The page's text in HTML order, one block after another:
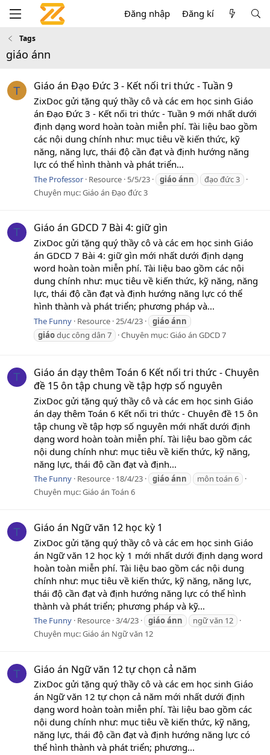
Đăng nhập Đăng kí
Tags
giáo ánn
T Giáo án Đạo Đức 3 - Kết nối tri thức - Tuần 9
ZixDoc gửi tặng quý thầy cô và các em học sinh Giáo
án Đạo Đức 3 - Kết nối tri thức - Tuần 9 mới nhất dưới
định dạng word hoàn toàn miễn phí. Tài liệu bao gồm
các nội dung chính như: mục tiêu về kiến thức, kỹ
năng, năng lực, thái độ cần đạt và định hướng năng
lực có thể hình thành và phát triển...
The Professor Resource 5/5/23 giáoánn
đạo đức 3
Chuyên mục:Giáo án Đạo đức 3
T Giáo án GDCD 7 Bài 4: giữ gìn
ZixDoc gửi tặng quý thầy cô và các em học sinh Giáo
án GDCD 7 Bài 4: giữ gìn mới nhất dưới định dạng
word hoàn toàn miễn phí. Tài liệu bao gồm các nội
dung chính như: mục tiêu về kiến thức, kỹ năng, năng
lực, thái độ cần đạt và định hướng năng lực có thể
hình thành và phát triển; phương pháp và...
The Funny Resource 25/4/23 giáoánn
giáodục công dân 7 Chuyên mục:Giáo án GDCD 7
T
Giáo án dạy thêm Toán 6 Kết nối tri thức - Chuyên
đề 15 ôn tập chung về tập hợp số nguyên
ZixDoc gửi tặng quý thầy cô và các em học sinh Giáo
án dạy thêm Toán 6 Kết nối tri thức - Chuyên đề 15 ôn
tập chung về tập hợp số nguyên mới nhất dưới định
dạng word hoàn toàn miễn phí. Tài liệu bao gồm các
nội dung chính như: mục tiêu về kiến thức, kỹ năng,
năng lực, thái độ cần đạt và định...
The Funny Resource 18/4/23 giáoánn
môn toán 6
Chuyên mục:Giáo án Toán 6
T Giáo án Ngữ văn 12 học kỳ 1
ZixDoc gửi tặng quý thầy cô và các em học sinh Giáo
án Ngữ văn 12 học kỳ 1 mới nhất dưới định dạng word
hoàn toàn miễn phí. Tài liệu bao gồm các nội dung
chính như: mục tiêu về kiến thức, kỹ năng, năng lực,
thái độ cần đạt và định hướng năng lực có thể hình
thành và phát triển; phương pháp và kỹ...
The Funny Resource 3/4/23 giáoánn
ngữ văn 12
Chuyên mục:Giáo án Ngữ văn 12
T Giáo án Ngữ văn 12 tự chọn cả năm
ZixDoc gửi tặng quý thầy cô và các em học sinh Giáo
án Ngữ văn 12 tự chọn cả năm mới nhất dưới định
dạng word hoàn toàn miễn phí. Tài liệu bao gồm các
nội dung chính như: mục tiêu về kiến thức, kỹ năng,
năng lực, thái độ cần đạt và định hướng năng lực có
thể hình thành và phát triển; phương...